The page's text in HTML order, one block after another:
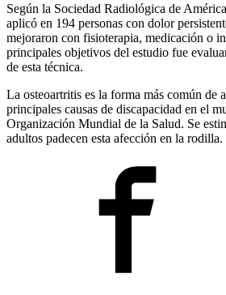
Según la Sociedad Radiológica de
aplicó en 194 personas con dolor
mejoraron con fisioterapia, medicación o
principales objetivos del estudio fue
de esta técnica.
La osteoartritis es la forma más común de
principales causas de discapacidad en el
Organización Mundial de la Salud. Se
adultos padecen esta afección en la rodilla.